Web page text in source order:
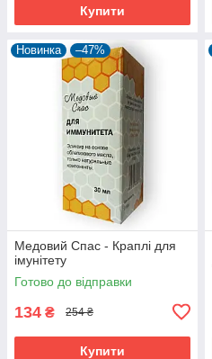
Купити
Новинка –47%
Медовий Спас - Краплі для
імунітету
Готово до відправки
134 ₴ 254 ₴
Купити